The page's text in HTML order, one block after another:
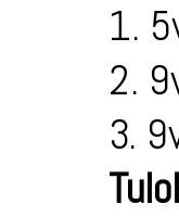
1.
2.
3.